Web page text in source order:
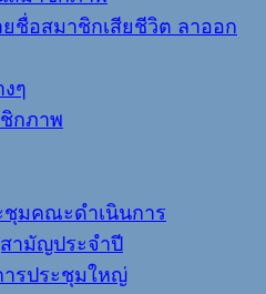
ยชื่อสมาชิกเสียชีวิต ลาออก
ๆ
กภาพ
ชุมคณะดำเนินการ
ามัญประจำปี
ารประชุมใหญ่